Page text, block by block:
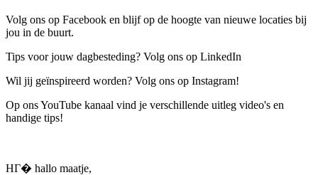
Volg ons op Facebook en blijf op de hoogte van nieuwe locaties bij
jou in de buurt.
Tips voor jouw dagbesteding? Volg ons op LinkedIn
Wil jij geïnspireerd worden? Volg ons op Instagram!
Op ons YouTube kanaal vind je verschillende uitleg video's en
handige tips!
HГ� hallo maatje,